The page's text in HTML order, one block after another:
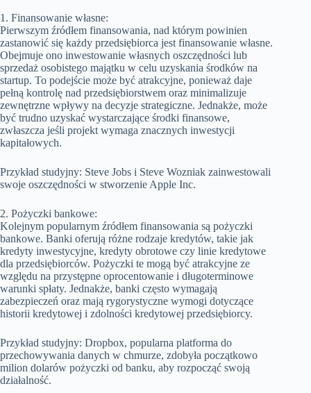
1. Finansowanie własne:
Pierwszym źródłem finansowania, nad którym powinien
zastanowić się każdy przedsiębiorca jest finansowanie własne.
Obejmuje ono inwestowanie własnych oszczędności lub
sprzedaż osobistego majątku w celu uzyskania środków na
startup. To podejście może być atrakcyjne, ponieważ daje
pełną kontrolę nad przedsiębiorstwem oraz minimalizuje
zewnętrzne wpływy na decyzje strategiczne. Jednakże, może
być trudno uzyskać wystarczające środki finansowe,
zwłaszcza jeśli projekt wymaga znacznych inwestycji
kapitałowych.
Przykład studyjny: Steve Jobs i Steve Wozniak zainwestowali
swoje oszczędności w stworzenie Apple Inc.
2. Pożyczki bankowe:
Kolejnym popularnym źródłem finansowania są pożyczki
bankowe. Banki oferują różne rodzaje kredytów, takie jak
kredyty inwestycyjne, kredyty obrotowe czy linie kredytowe
dla przedsiębiorców. Pożyczki te mogą być atrakcyjne ze
względu na przystępne oprocentowanie i długoterminowe
warunki spłaty. Jednakże, banki często wymagają
zabezpieczeń oraz mają rygorystyczne wymogi dotyczące
historii kredytowej i zdolności kredytowej przedsiębiorcy.
Przykład studyjny: Dropbox, popularna platforma do
przechowywania danych w chmurze, zdobyła początkowo
milion dolarów pożyczki od banku, aby rozpocząć swoją
działalność.